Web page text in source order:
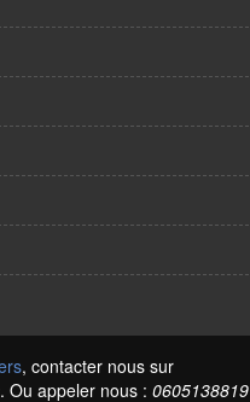
, contacter nous sur
. Ou appeler nous : 0605138819